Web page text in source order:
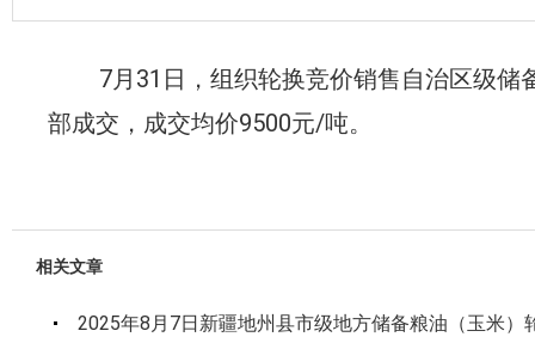
7月 31 日，组织轮换竞价销售自治区级储
部成交，成交均价9500元/吨。
相关文章
2025年8月7日新疆地州县市级地方储备粮油（玉米）